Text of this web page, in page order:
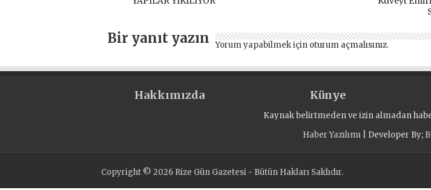
Bir yanıt yazın Yorum yapabilmek için oturum açmalısınız.
Hakkımızda Künye
Kaynak belirtmeden ve izin almadan
Haber Yazılımı| Developer By;
Copyright © 2026 Rize Gün Gazetesi - Bütün Hakları Saklıdır.